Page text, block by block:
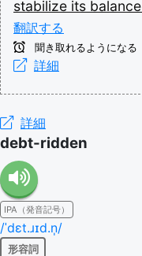
stabilize its balance
翻訳する
聞き取れるようになる
詳細
詳細
debt-ridden
IPA（発音記号）
/ˈdɛt.ɹɪd.n̩/
形容詞